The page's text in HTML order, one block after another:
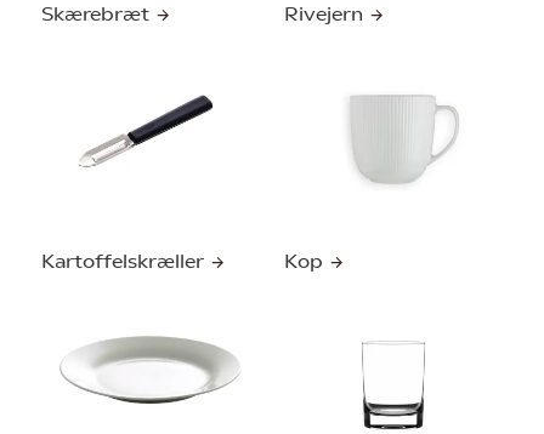
Skærebræt Rivejern
Kartoffelskræller Kop